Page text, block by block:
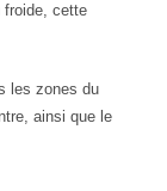
froide, cette
les zones du
ainsi que le